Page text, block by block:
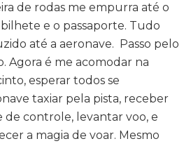
de rodas me empurra até o
e o passaporte. Tudo
até a aeronave. Passo pelo
Agora é me acomodar na
esperar todos se
taxiar pela pista, receber
controle, levantar voo, e
a magia de voar. Mesmo